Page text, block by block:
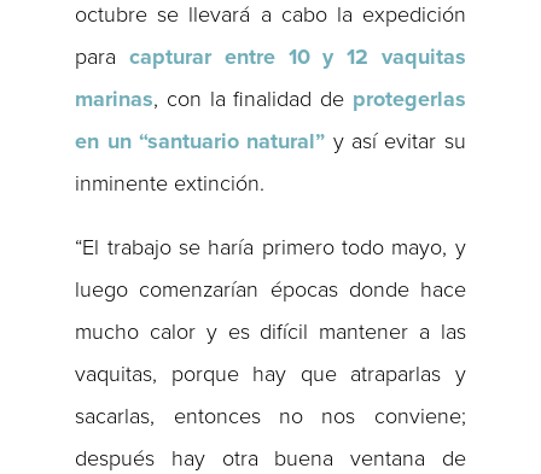
octubre se llevará a cabo la expedición
paracapturar entre 10 y 12 vaquitas
marinas, con la finalidad de protegerlas
en un “santuario natural” y así evitar su
inminente extinción.
“El trabajo se haría primero todo mayo, y
luego comenzarían épocas donde hace
mucho calor y es difícil mantener a las
vaquitas, porque hay que atraparlas y
sacarlas, entonces no nos conviene;
después hay otra buena ventana de